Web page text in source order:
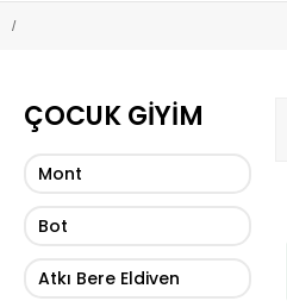
ÇOCUK GIYIM
Mont
Bot
Atkı Bere Eldiven